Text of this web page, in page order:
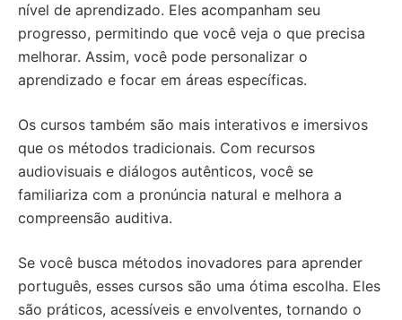
nível de aprendizado. Eles acompanham seu
progresso, permitindo que você veja o que precisa
melhorar. Assim, você pode personalizar o
aprendizado e focar em áreas específicas.
Os cursos também são mais interativos e imersivos
que os métodos tradicionais. Com recursos
audiovisuais e diálogos autênticos, você se
familiariza com a pronúncia natural e melhora a
compreensão auditiva.
Se você busca métodos inovadores para aprender
português, esses cursos são uma ótima escolha. Eles
são práticos, acessíveis e envolventes, tornando o